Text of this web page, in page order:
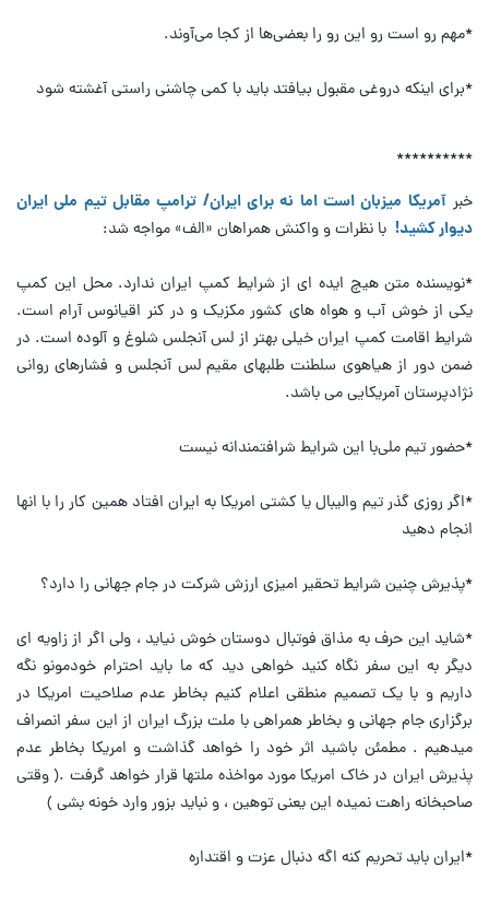
*مهم رو است رو این رو را بعضی‌ها از کجا می‌آوند.
*برای اینکه دروغی مقبول بیافتد باید با کمی چاشنی راستی آغشته شود
**********
خبرآمریکا میزبان است اما نه برای ایران/ ترامپ مقابل تیم ملی ایران
دیوار کشید! با نظرات و واکنش همراهان «الف» مواجه شد:
*نویسنده متن هیچ ایده ای از شرایط کمپ ایران ندارد. محل این کمپ
یکی از خوش آب و هواه های کشور مکزیک و در کنر اقیانوس آرام است.
شرایط اقامت کمپ ایران خیلی بهتر از لس آنجلس شلوغ و آلوده است. در
ضمن دور از هیاهوی سلطنت طلبهای مقیم لس آنجلس و فشارهای روانی
نژادپرستان آمریکایی می باشد.
*حضور تیم‌ ملی‌با این‌ شرایط‌ شرافتمندانه‌ نیست
*اگر روزی گذر تیم والیبال یا کشتی امریکا به ایران افتاد همین کار را با انها
انجام دهید
*پذیرش چنین شرایط تحقیر امیزی ارزش شرکت در جام جهانی را دارد؟
*شاید این حرف به مذاق فوتبال دوستان خوش نیاید ، ولی اگر از زاویه ای
دیگر به این سفر نگاه کنید خواهی دید که ما باید احترام خودمونو نگه
داریم و با یک تصمیم منطقی اعلام کنیم بخاطر عدم صلاحیت امریکا در
برگزاری جام جهانی و بخاطر همراهی با ملت بزرگ ایران از این سفر انصراف
میدهیم . مطمئن باشید اثر خود را خواهد گذاشت و امریکا بخاطر عدم
پذیرش ایران در خاک امریکا مورد مواخذه ملتها قرار خواهد گرفت .( وقتی
صاحبخانه راهت نمیده این یعنی توهین ، و نباید بزور وارد خونه بشی )
*ایران باید تحریم کنه اگه دنبال عزت و اقتداره